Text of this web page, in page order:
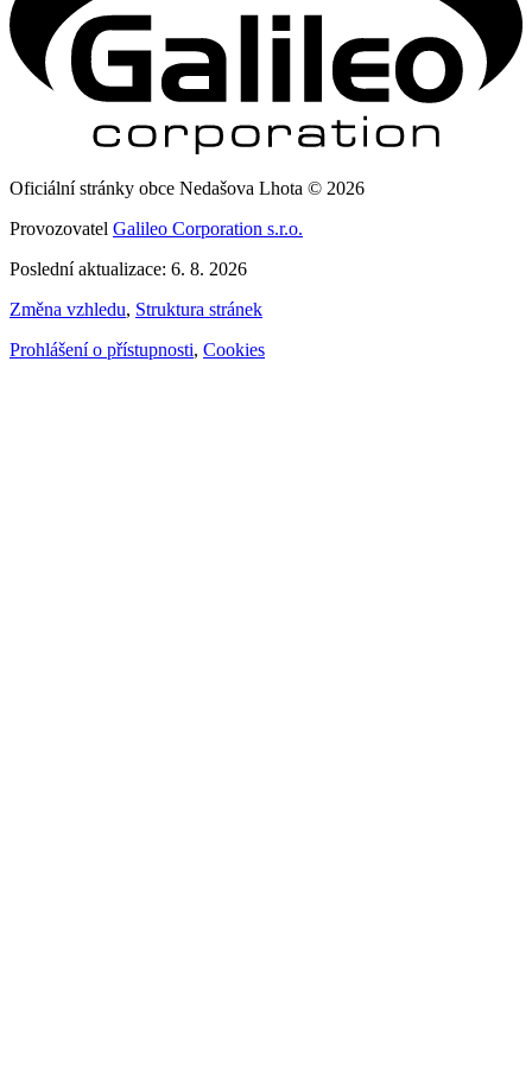
Oficiální stránky obce Nedašova Lhota © 2026
Provozovatel Galileo Corporation s.r.o.
Poslední aktualizace: 6. 8. 2026
Změna vzhledu, Struktura stránek
Prohlášení o přístupnosti, Cookies